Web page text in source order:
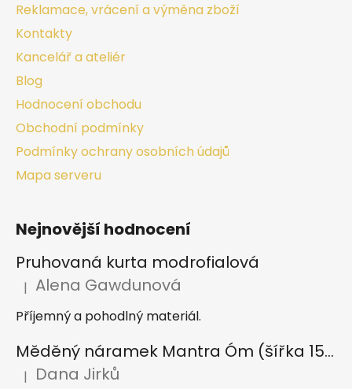
Reklamace, vrácení a výměna zboží
Kontakty
Kancelář a ateliér
Blog
Hodnocení obchodu
Obchodní podmínky
Podmínky ochrany osobních údajů
Mapa serveru
Nejnovější hodnocení
Pruhovaná kurta modrofialová
Hodnocení produktu je 5 z 5 hvězdiček.
| Alena Gawdunová
Příjemný a pohodlný materiál.
Měděný náramek Mantra Óm (šířka 15 mm)
Hodnocení produktu je 5 z 5 hvězdiček.
| Dana Jirků